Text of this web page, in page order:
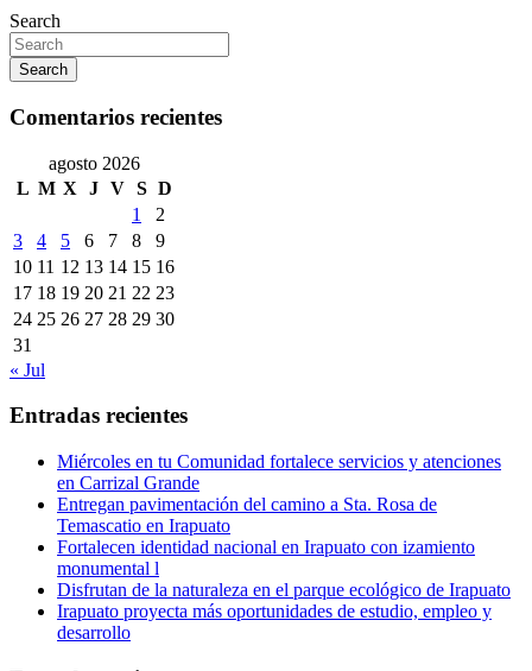
Search
Search
Comentarios recientes
agosto 2026
L M X J V S D
1
2
3
4 5 6 7 8
9
10 11 12 13 14 15 16
17 18 19 20 21 22 23
24 25 26 27 28 29 30
31
« Jul
Entradas recientes
Miércoles en tu Comunidad fortalece servicios y atenciones
en Carrizal Grande
Entregan pavimentación del camino a Sta. Rosa de
Temascatio en Irapuato
Fortalecen identidad nacional en Irapuato con izamiento
monumental l
Disfrutan de la naturaleza en el parque ecológico de Irapuato
Irapuato proyecta más oportunidades de estudio, empleo y
desarrollo